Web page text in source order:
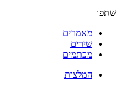
שתפו
מאמרים
שירים
מכתמים
המלצות